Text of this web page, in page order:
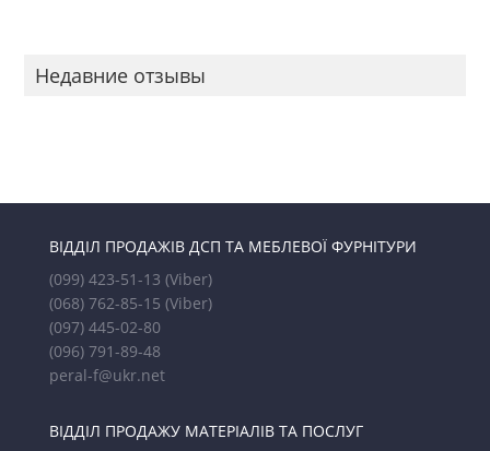
Недавние отзывы
ВІДДІЛ ПРОДАЖІВ ДСП ТА МЕБЛЕВОЇ ФУРНІТУРИ
(099) 423-51-13 (Viber)
(068) 762-85-15 (Viber)
(097) 445-02-80
(096) 791-89-48
peral-f@ukr.net
ВІДДІЛ ПРОДАЖУ МАТЕРІАЛІВ ТА ПОСЛУГ